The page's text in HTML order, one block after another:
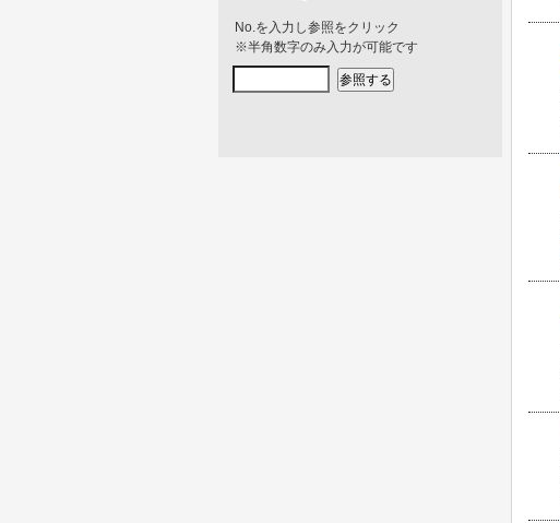
No.を入力し参照をクリック
※半角数字のみ入力が可能です